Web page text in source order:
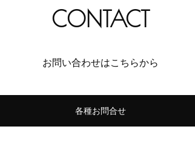
CONTACT
お問い合わせはこちらから
各種お問合せ